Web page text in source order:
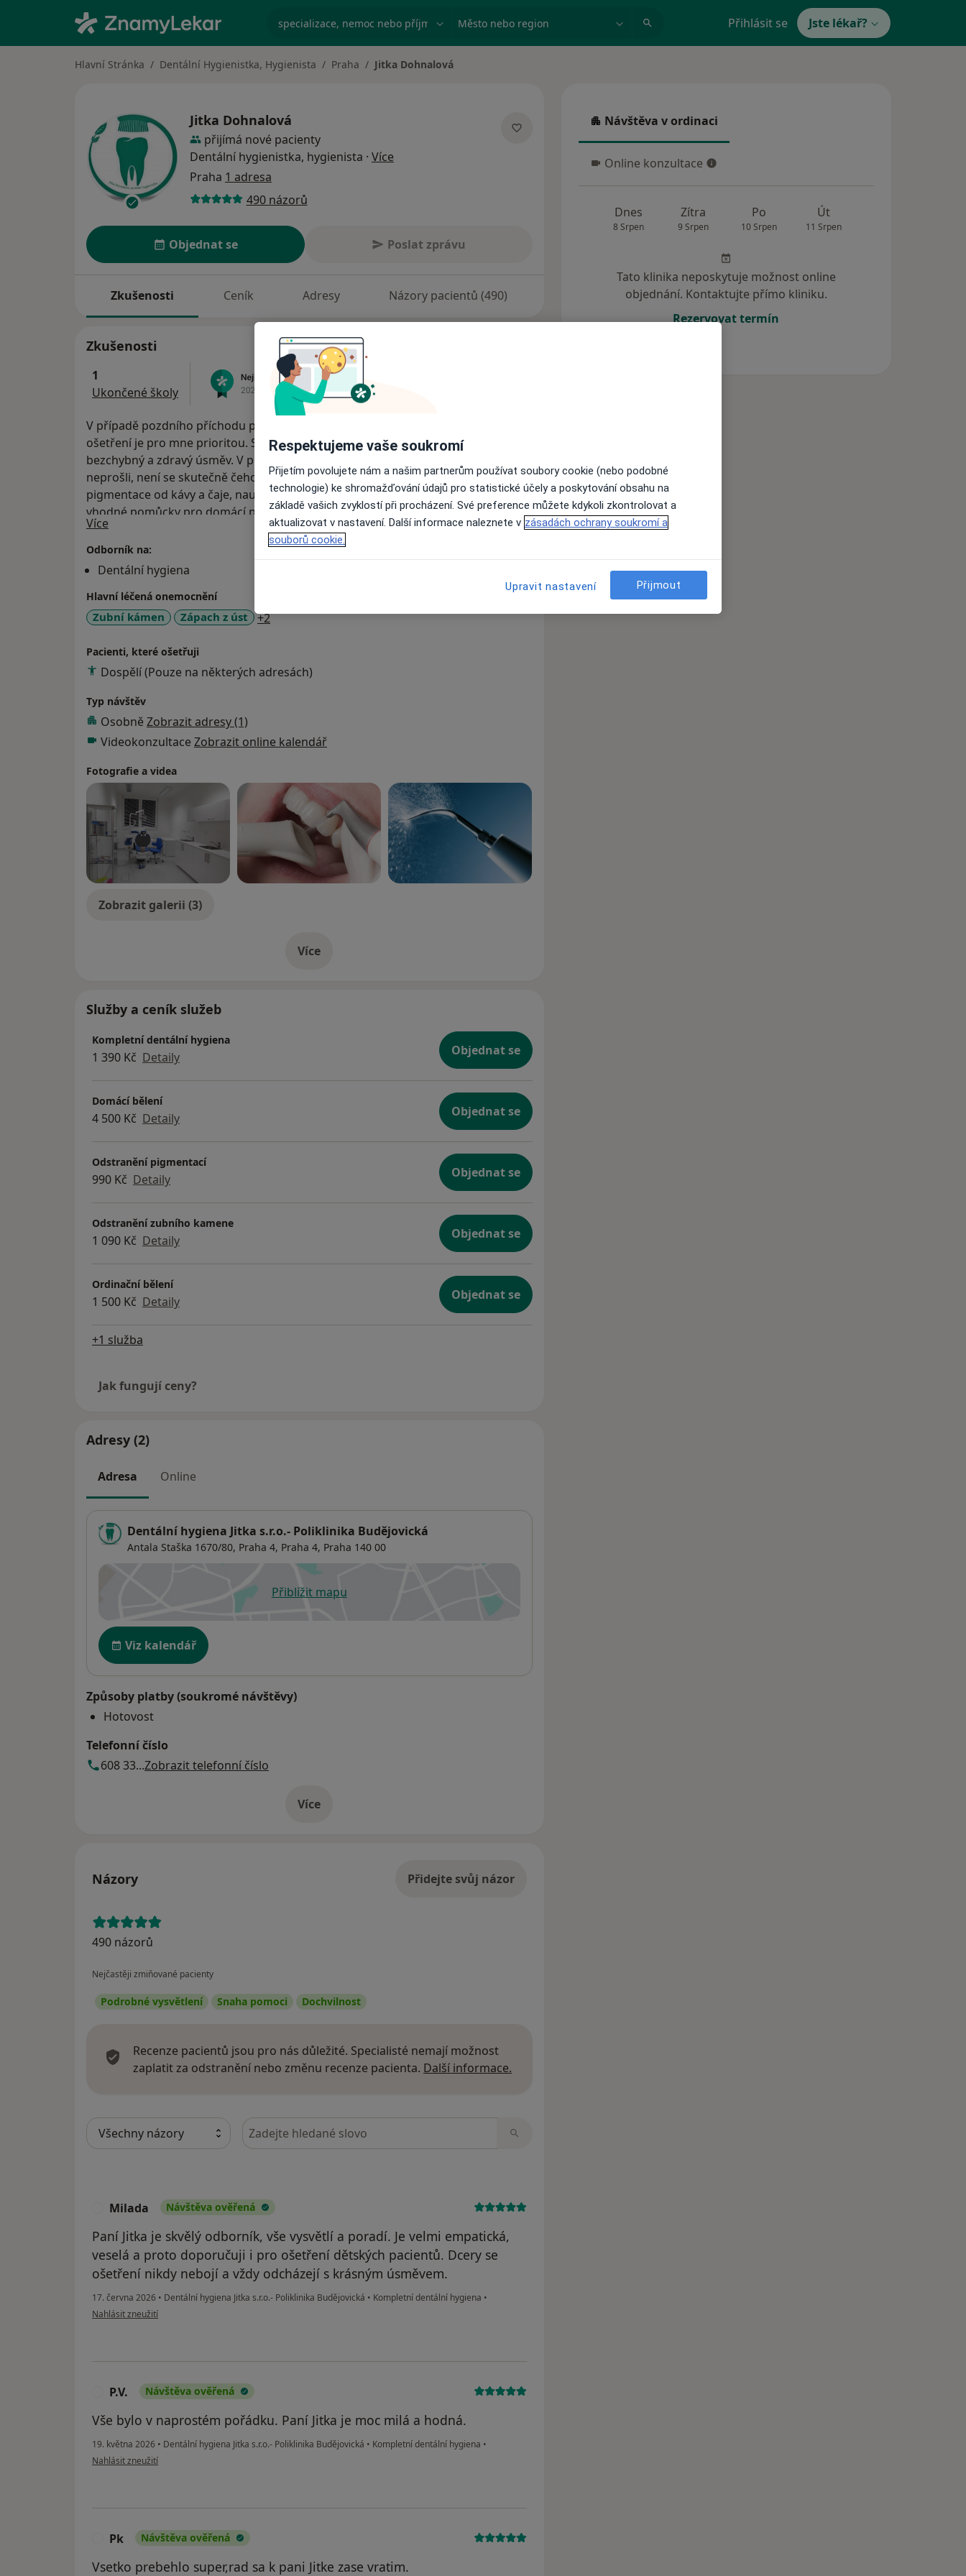
specializace, nemoc nebo příjmení Město nebo region Přihlásit se Jste lékař?
Hlavní Stránka Dentální Hygienistka, Hygienista Praha Jitka Dohnalová
Jitka Dohnalová
přijímá nové pacienty
Dentální hygienistka, hygienista · Více
Praha 1 adresa
490 názorů
Objednat se Poslat zprávu
Zkušenosti Ceník Adresy Názory pacientů (490)
Zkušenosti
1
Ukončené školy
V případě pozdního příchodu prosím klepejte. Spokojenost a komfort klientů při
ošetření je pro mne prioritou. Společnými silami budeme pečovat o Váš
bezchybný a zdravý úsměv. V případě, že jste ordinací dentální hygienistky nikdy
neprošli, není se skutečně čeho obávat. Odstraním zubní kámen i nevzhledné
pigmentace od kávy a čaje, naučím Vás správné technice čištění zubů a vybereme
vhodné pomůcky pro domácí péči o Vaše zoubky.Těším se na Vaši návštěvu!
Více
Odborník na:
Dentální hygiena
Hlavní léčená onemocnění
Zubní kámen Zápach z úst +2a11y_sr_more_diseases
Pacienti, které ošetřuji
Dospělí (Pouze na některých adresách)
Typ návštěv
Osobně Zobrazit adresy (1)
Videokonzultace Zobrazit online kalendář
Fotografie a videa
Zobrazit galerii (3)
Víceo zkušenostech
Služby a ceník služeb
Kompletní dentální hygiena
1 390 Kč Detaily Objednat se
Domácí bělení
4 500 Kč Detaily Objednat se
Odstranění pigmentací
990 Kč Detaily Objednat se
Odstranění zubního kamene
1 090 Kč Detaily Objednat se
Ordinační bělení
1 500 Kč Detaily Objednat se
+1 služba
Jak fungují ceny?
Adresy (2)
Adresa Online
Dentální hygiena Jitka s.r.o.- Poliklinika Budějovická
Antala Staška 1670/80, Praha 4, Praha 4, Praha 140 00
Přiblížit mapuse otevře v nové záložce
Dostupnost
Viz kalendář
Způsoby platby (soukromé návštěvy)
Hotovost
Telefonní číslo
608 33...Zobrazit telefonní číslo
Víceo adrese
Názory Přidejte svůj názor
490 názorů
Nejčastěji zmiňované pacienty
Podrobné vysvětlení Snaha pomoci Dochvilnost
Recenze pacientů jsou pro nás důležité. Specialisté nemají možnost
zaplatit za odstranění nebo změnu recenze pacienta. Další informace.
Hledejte v názorech
Milada Návštěva ověřená
Paní Jitka je skvělý odborník, vše vysvětlí a poradí. Je velmi empatická,
veselá a proto doporučuji i pro ošetření dětských pacientů. Dcery se
ošetření nikdy nebojí a vždy odcházejí s krásným úsměvem.
17. června 2026 • Dentální hygiena Jitka s.r.o.- Poliklinika Budějovická • Kompletní dentální hygiena •
podle názoru uživatele Milada
Nahlásit zneužití
P.V. Návštěva ověřená
Vše bylo v naprostém pořádku. Paní Jitka je moc milá a hodná.
19. května 2026 • Dentální hygiena Jitka s.r.o.- Poliklinika Budějovická • Kompletní dentální hygiena •
podle názoru uživatele P.V.
Nahlásit zneužití
Pk Návštěva ověřená
Vsetko prebehlo super,rad sa k pani Jitke zase vratim.
Návštěva v ordinaci
Návštěva v ordinaci
Online konzultace
Online konzultace
Dnes
8 Srpen
Zítra
9 Srpen
Po
10 Srpen
Út
11 Srpen
Tato klinika neposkytuje možnost online
objednání. Kontaktujte přímo kliniku.
Rezervovat termín
Respektujeme vaše soukromí
Přijetím povolujete nám a našim partnerům používat soubory cookie (nebo podobné
technologie) ke shromažďování údajů pro statistické účely a poskytování obsahu na
základě vašich zvyklostí při procházení. Své preference můžete kdykoli zkontrolovat a
aktualizovat v nastavení. Další informace naleznete v zásadách ochrany soukromí a
souborů cookie.
Upravit nastavení Přijmout